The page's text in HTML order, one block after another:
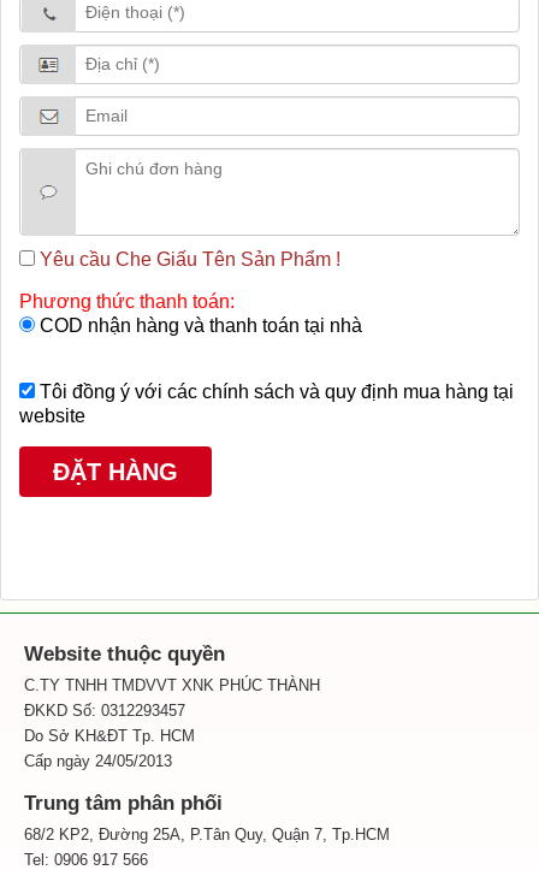
Yêu cầu Che Giấu Tên Sản Phẩm !
Phương thức thanh toán:
COD nhận hàng và thanh toán tại nhà
Tôi đồng ý với các chính sách và quy định mua hàng tại
website
Website thuộc quyền
C.TY TNHH TMDVVT XNK PHÚC THÀNH
ĐKKD Số: 0312293457
Do Sở KH&ĐT Tp. HCM
Cấp ngày 24/05/2013
Trung tâm phân phối
68/2 KP2, Đường 25A, P.Tân Quy, Quận 7, Tp.HCM
Tel: 0906 917 566